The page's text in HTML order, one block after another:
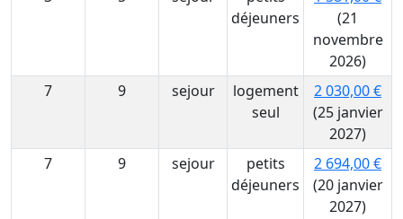
déjeuners
(21
novembre
2026)
7
9 sejour
logement
seul
2 030,00 €
(25 janvier
2027)
7
9 sejour
petits
déjeuners
2 694,00 €
(20 janvier
2027)